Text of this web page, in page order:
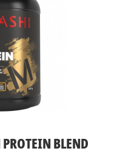
BLEND